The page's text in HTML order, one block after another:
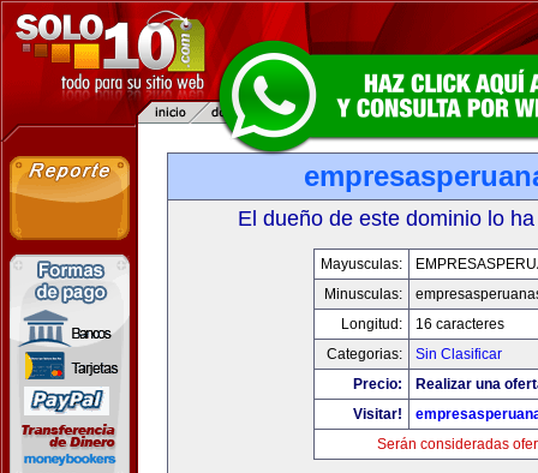
El dueño de este dominio lo
Mayusculas:
Minusculas:
Longitud:
16 caracteres
Categorias:
Sin Clasificar
Precio:
Realizar una
Visitar!
Serán consideradas